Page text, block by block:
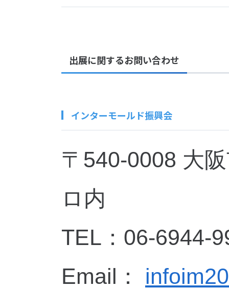
出展に関するお問い合わせ
インターモールド振興会
〒540-0008 大
ロ内
TEL：06-6944-
Email：